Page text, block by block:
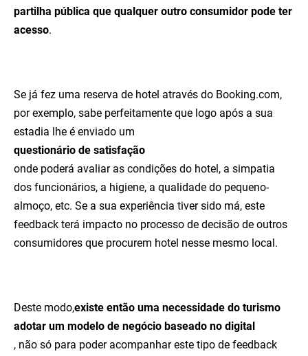
partilha pública que qualquer outro consumidor pode ter
acesso.
Se já fez uma reserva de hotel através do Booking.com,
por exemplo, sabe perfeitamente que logo após a sua
estadia lhe é enviado um
questionário de satisfação
onde poderá avaliar as condições do hotel, a simpatia
dos funcionários, a higiene, a qualidade do pequeno-
almoço, etc. Se a sua experiência tiver sido má, este
feedback terá impacto no processo de decisão de outros
consumidores que procurem hotel nesse mesmo local.
Deste modo,existe então uma necessidade do turismo
adotar um modelo de negócio baseado no digital
, não só para poder acompanhar este tipo de feedback